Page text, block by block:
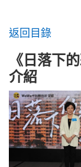
返回目錄
《日落下
介紹